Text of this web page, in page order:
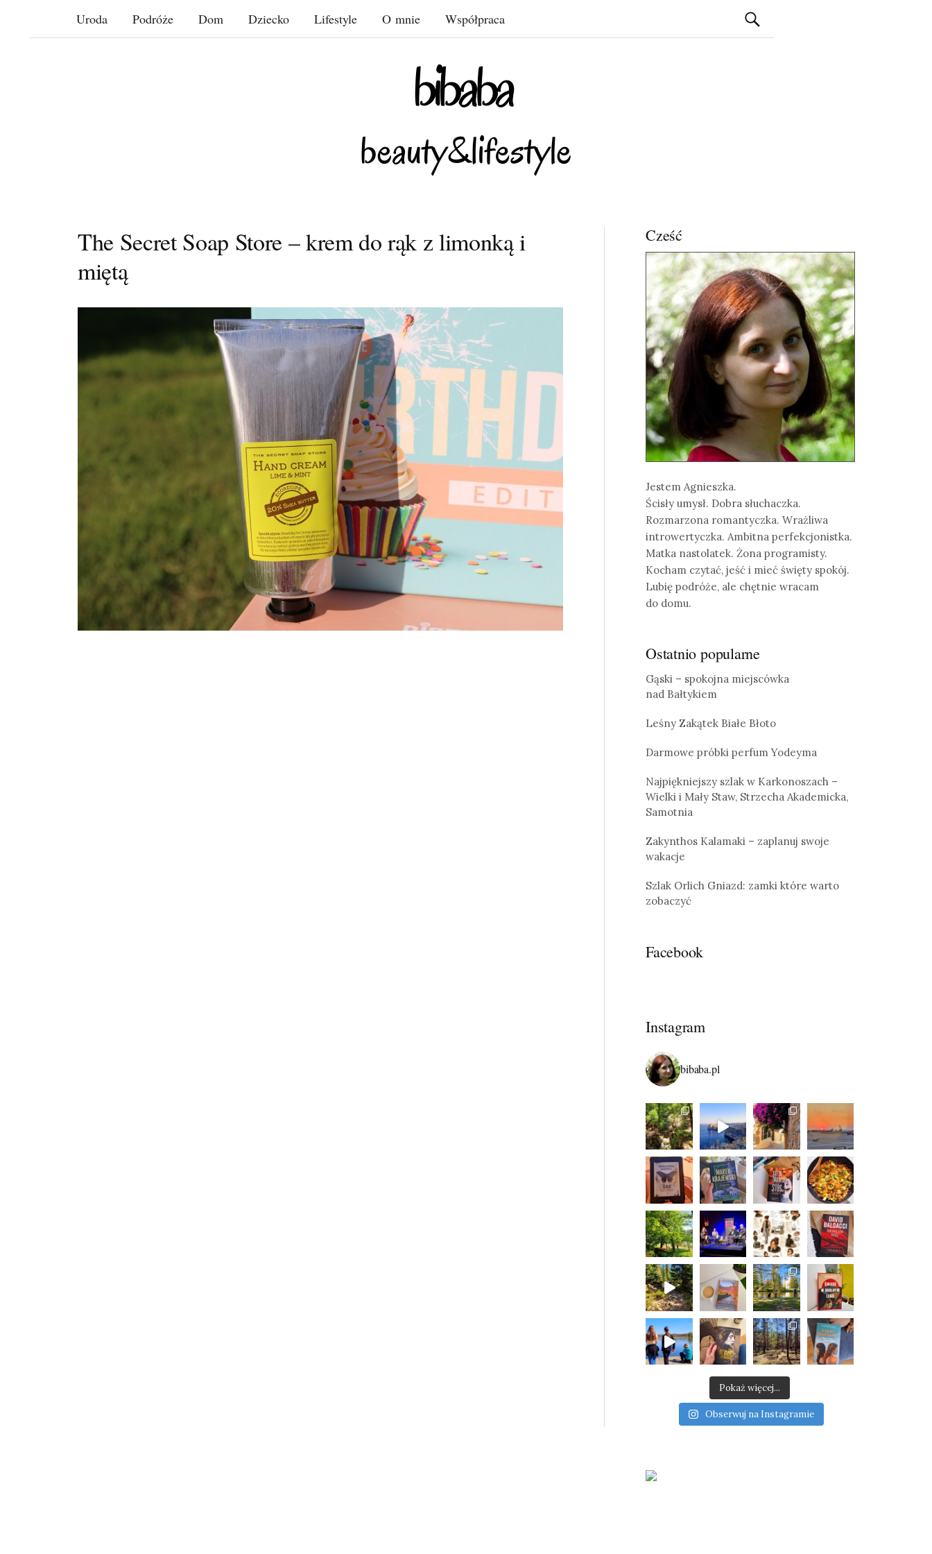
Uroda Podróże Dom Dziecko Lifestyle O mnie Współpraca Szukaj:
The Secret Soap Store – krem do rąk z limonką i
miętą
Cześć
Jestem Agnieszka.
Ścisły umysł. Dobra słuchaczka.
Rozmarzona romantyczka. Wrażliwa
introwertyczka. Ambitna perfekcjonistka.
Matka nastolatek. Żona programisty.
Kocham czytać, jeść i mieć święty spokój.
Lubię podróże, ale chętnie wracam
do domu.
Ostatnio popularne
Gąski – spokojna miejscówka
nad Bałtykiem
Leśny Zakątek Białe Błoto
Darmowe próbki perfum Yodeyma
Najpiękniejszy szlak w Karkonoszach –
Wielki i Mały Staw, Strzecha Akademicka,
Samotnia
Zakynthos Kalamaki – zaplanuj swoje
wakacje
Szlak Orlich Gniazd: zamki które warto
zobaczyć
Facebook
Instagram
bibaba.pl
Pokaż więcej...
Obserwuj na Instagramie